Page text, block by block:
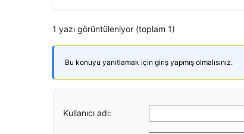
1 yazı görüntüleniyor (toplam 1)
Bu konuyu yanıtlamak için giriş yapmış olmalısınız.
Kullanıcı adı: